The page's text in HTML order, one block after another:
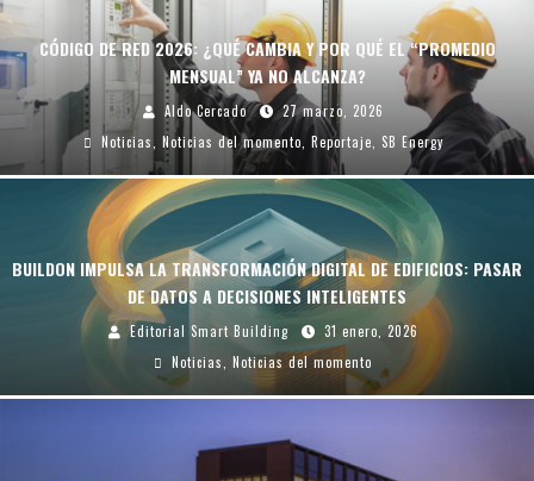
CÓDIGO DE RED 2026: ¿QUÉ CAMBIA Y POR QUÉ EL “PROMEDIO
MENSUAL” YA NO ALCANZA?
Aldo Cercado
27 marzo, 2026
Noticias
Noticias del momento Reportaje SB Energy
BUILDON IMPULSA LA TRANSFORMACIÓN DIGITAL DE EDIFICIOS: PASAR
DE DATOS A DECISIONES INTELIGENTES
Editorial Smart Building
31 enero, 2026
Noticias
Noticias del momento